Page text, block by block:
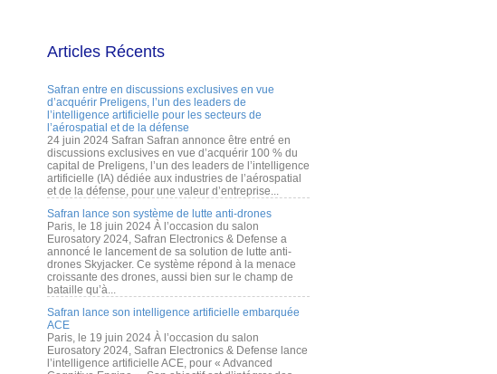
Articles Récents
Safran entre en discussions exclusives en vue
d’acquérir Preligens, l’un des leaders de
l’intelligence artificielle pour les secteurs de
l’aérospatial et de la défense
24 juin 2024 Safran Safran annonce être entré en
discussions exclusives en vue d’acquérir 100 % du
capital de Preligens, l’un des leaders de l’intelligence
artificielle (IA) dédiée aux industries de l’aérospatial
et de la défense, pour une valeur d’entreprise...
Safran lance son système de lutte anti-drones
Paris, le 18 juin 2024 À l’occasion du salon
Eurosatory 2024, Safran Electronics & Defense a
annoncé le lancement de sa solution de lutte anti-
drones Skyjacker. Ce système répond à la menace
croissante des drones, aussi bien sur le champ de
bataille qu’à...
Safran lance son intelligence artificielle embarquée
ACE
Paris, le 19 juin 2024 À l’occasion du salon
Eurosatory 2024, Safran Electronics & Defense lance
l’intelligence artificielle ACE, pour « Advanced